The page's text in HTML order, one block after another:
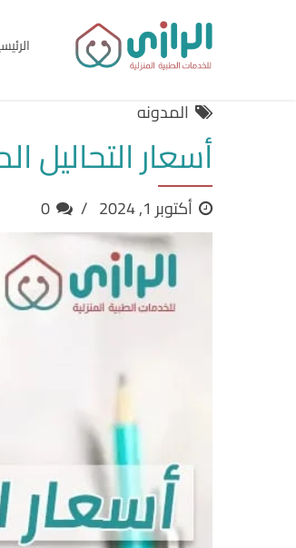
المدونه
أسعار التحاليل
أكتوبر 1, 2024 0